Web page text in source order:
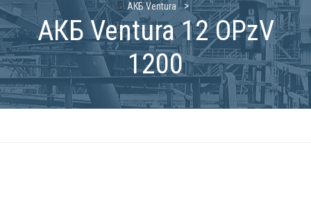
АКБ Ventura
АКБ Ventura 12 OPzV
1200